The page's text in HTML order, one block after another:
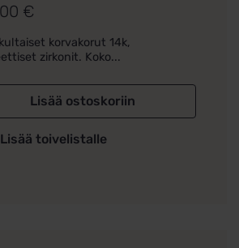
€
korvakorut 14k,
zirkonit. Koko...
Lisää ostoskoriin
Lisää toivelistalle